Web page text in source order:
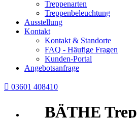
Treppenarten
Treppenbeleuchtung
Ausstellung
Kontakt
Kontakt & Standorte
FAQ - Häufige Fragen
Kunden-Portal
Angebotsanfrage
 03601 408410
BÄTHE